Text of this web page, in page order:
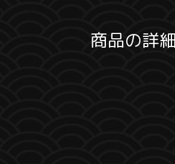
商品の詳細